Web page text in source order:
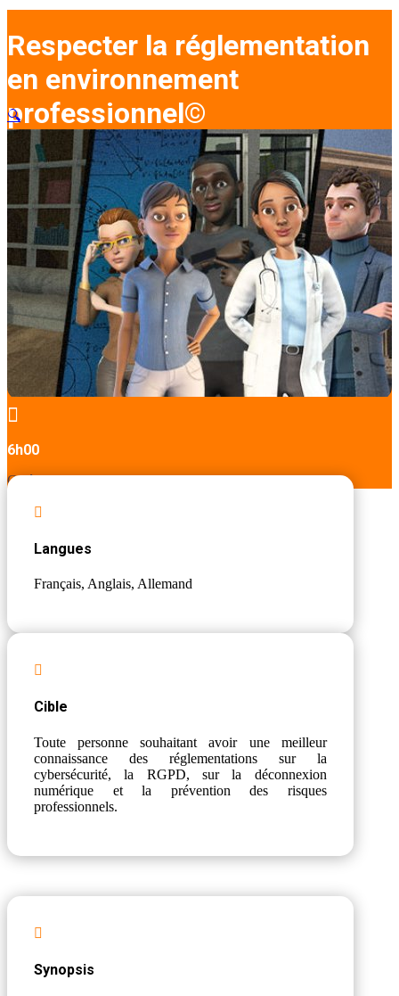
Respecter la réglementation
en environnement
professionnel©
🔍

6h00
Catégories :Gestion des risques,Parcours

Langues
Français, Anglais, Allemand

Cible
Toute personne souhaitant avoir une meilleur
connaissance des réglementations sur la
cybersécurité, la RGPD, sur la déconnexion
numérique et la prévention des risques
professionnels.

Synopsis